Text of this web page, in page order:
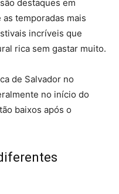
destaques em
temporadas mais
incríveis que
rica sem gastar muito.
de Salvador no
no início do
baixos após o